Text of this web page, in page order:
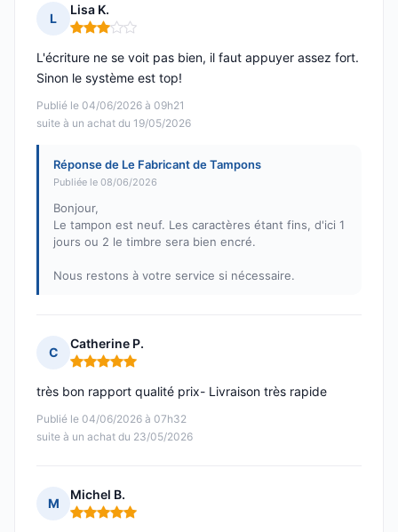
L
Lisa K.
Note : 3 sur 5
Publié le 04/06/2026 à 09h21
suite à un achat du 19/05/2026
L'écriture ne se voit pas bien, il faut appuyer assez fort.
Sinon le système est top!
Réponse de Le Fabricant de Tampons
Publiée le 08/06/2026
Bonjour,
Le tampon est neuf. Les caractères étant fins, d'ici 1
jours ou 2 le timbre sera bien encré.
Nous restons à votre service si nécessaire.
C
Catherine P.
Note : 5 sur 5
Publié le 04/06/2026 à 07h32
suite à un achat du 23/05/2026
très bon rapport qualité prix- Livraison très rapide
M
Michel B.
Note : 5 sur 5